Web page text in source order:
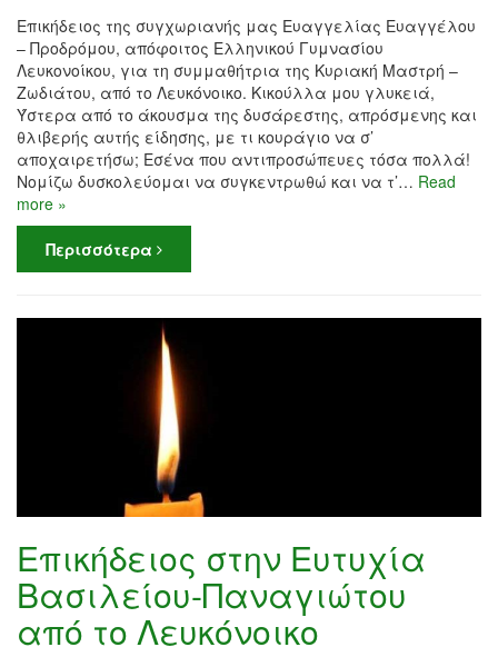
Επικήδειος της συγχωριανής μας Ευαγγελίας Ευαγγέλου
– Προδρόμου, απόφοιτος Ελληνικού Γυμνασίου
Λευκονοίκου, για τη συμμαθήτρια της Κυριακή Μαστρή –
Ζωδιάτου, από το Λευκόνοικο. Κικούλλα μου γλυκειά,
Ύστερα από το άκουσμα της δυσάρεστης, απρόσμενης και
θλιβερής αυτής είδησης, με τι κουράγιο να σ’
αποχαιρετήσω; Εσένα που αντιπροσώπευες τόσα πολλά!
Νομίζω δυσκολεύομαι να συγκεντρωθώ και να τ’… Read
more »
Περισσότερα
Επικήδειος στην Ευτυχία
Βασιλείου-Παναγιώτου
από το Λευκόνοικο